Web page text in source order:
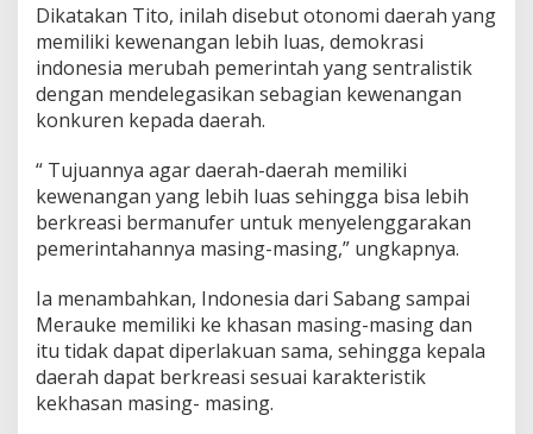
Dikatakan Tito, inilah disebut otonomi daerah yang
memiliki kewenangan lebih luas, demokrasi
indonesia merubah pemerintah yang sentralistik
dengan mendelegasikan sebagian kewenangan
konkuren kepada daerah.
“ Tujuannya agar daerah-daerah memiliki
kewenangan yang lebih luas sehingga bisa lebih
berkreasi bermanufer untuk menyelenggarakan
pemerintahannya masing-masing,” ungkapnya.
Ia menambahkan, Indonesia dari Sabang sampai
Merauke memiliki ke khasan masing-masing dan
itu tidak dapat diperlakuan sama, sehingga kepala
daerah dapat berkreasi sesuai karakteristik
kekhasan masing- masing.